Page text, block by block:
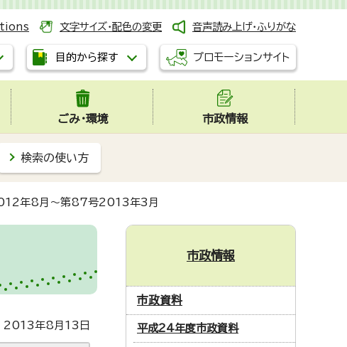
文字サイズ・配色の変更 音声読み上げ・ふりがな
目的から探す プロモーションサイト
ごみ・環境 市政情報
検索の使い方
年8月～第87号2013年3月
年8月13日
市政情報
市政資料
平成24年度市政資料